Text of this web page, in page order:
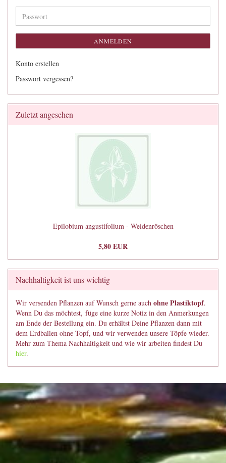
Adresse
Passwort
ANMELDEN
Konto erstellen
Passwort vergessen?
Zuletzt angesehen
Epilobium angustifolium - Weidenröschen
5,80 EUR
Nachhaltigkeit ist uns wichtig
Wir versenden Pflanzen auf Wunsch gerne auch ohne Plastiktopf.
Wenn Du das möchtest, füge eine kurze Notiz in den Anmerkungen
am Ende der Bestellung ein. Du erhältst Deine Pflanzen dann mit
dem Erdballen ohne Topf, und wir verwenden unsere Töpfe wieder.
Mehr zum Thema Nachhaltigkeit und wie wir arbeiten findest Du
hier.